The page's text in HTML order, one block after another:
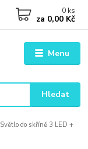
Menu
Hledat
0 ks
za 0,00 Kč
Světlo do skříně 3 LED +